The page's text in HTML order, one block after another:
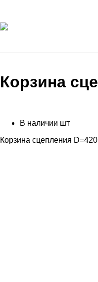
Корзина
В наличии шт
Корзина сцепления